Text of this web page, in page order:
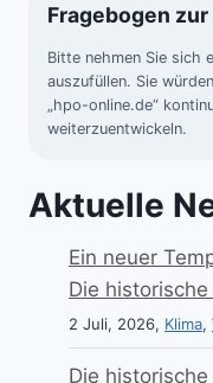
Fragebogen
Bitte nehmen Sie sich
auszufüllen. Sie
„hpo-online.de“
weiterzuentwickeln.
Aktuelle
Ein neuer
Die
2 Juli, 2026, Klima,
Die